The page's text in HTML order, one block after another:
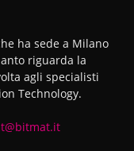
ha sede a Milano
riguarda la
agli specialisti
Technology.